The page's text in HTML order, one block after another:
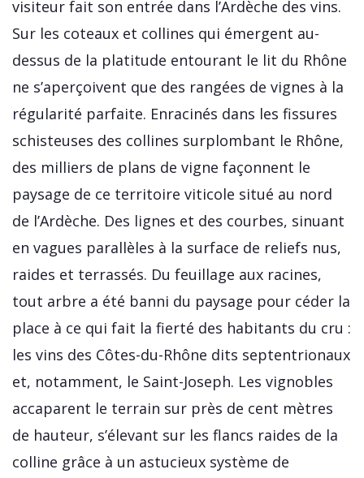
visiteur fait son entrée dans l’Ardèche des vins.
Sur les coteaux et collines qui émergent au-
dessus de la platitude entourant le lit du Rhône
ne s’aperçoivent que des rangées de vignes à la
régularité parfaite. Enracinés dans les fissures
schisteuses des collines surplombant le Rhône,
des milliers de plans de vigne façonnent le
paysage de ce territoire viticole situé au nord
de l’Ardèche. Des lignes et des courbes, sinuant
en vagues parallèles à la surface de reliefs nus,
raides et terrassés. Du feuillage aux racines,
tout arbre a été banni du paysage pour céder la
place à ce qui fait la fierté des habitants du cru :
les vins des Côtes-du-Rhône dits septentrionaux
et, notamment, le Saint-Joseph. Les vignobles
accaparent le terrain sur près de cent mètres
de hauteur, s’élevant sur les flancs raides de la
colline grâce à un astucieux système de